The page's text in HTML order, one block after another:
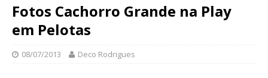
Fotos Cachorro Grande na Play
em Pelotas
08/07/2013 Deco Rodrigues